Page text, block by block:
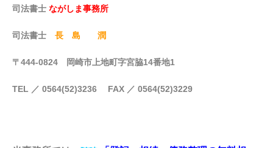
司法書士 ながしま事務所
司法書士 長 島 潤
〒444-0824 岡崎市上地町字宮脇14番地1
TEL ／ 0564(52)3236 FAX ／ 0564(52)3229